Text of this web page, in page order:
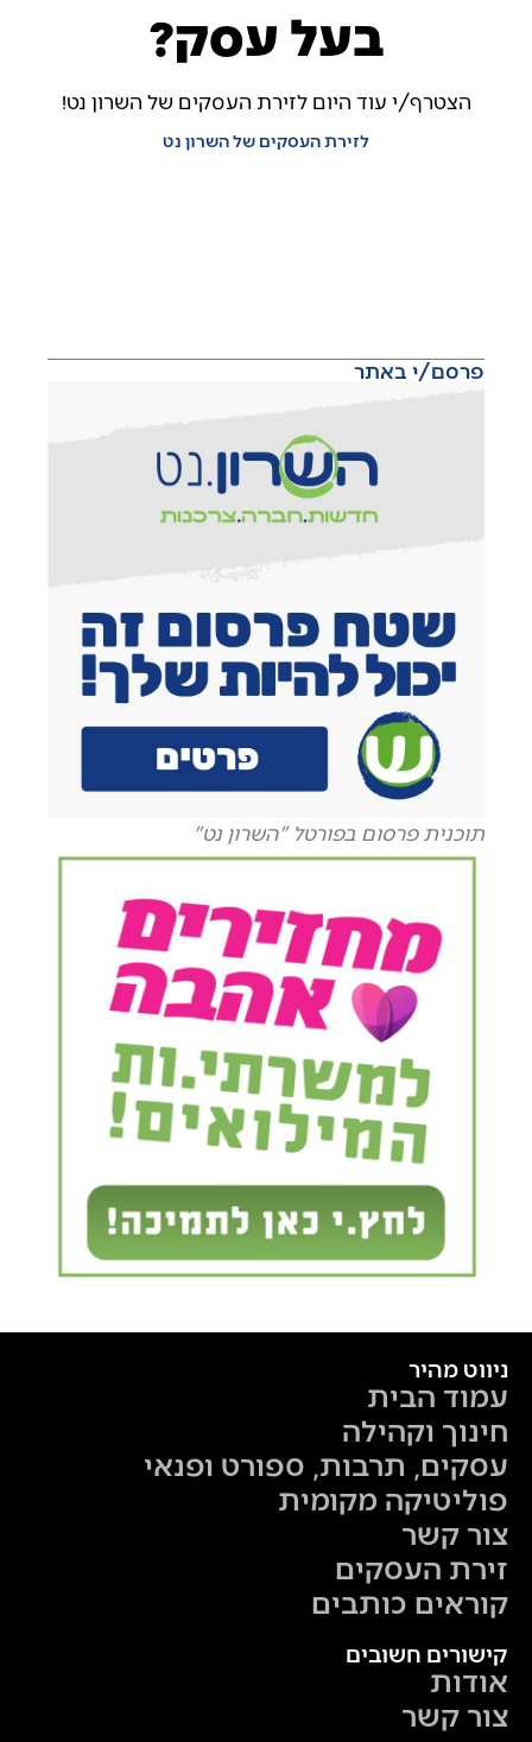
בעל עסק?
הצטרף/י עוד היום לזירת העסקים של השרון נט!
לזירת העסקים של השרון נט
פרסם/י באתר
תוכנית פרסום בפורטל "השרון נט"
ניווט מהיר
עמוד הבית
חינוך וקהילה
עסקים, תרבות, ספורט ופנאי
פוליטיקה מקומית
צור קשר
זירת העסקים
קוראים כותבים
קישורים חשובים
אודות
צור קשר